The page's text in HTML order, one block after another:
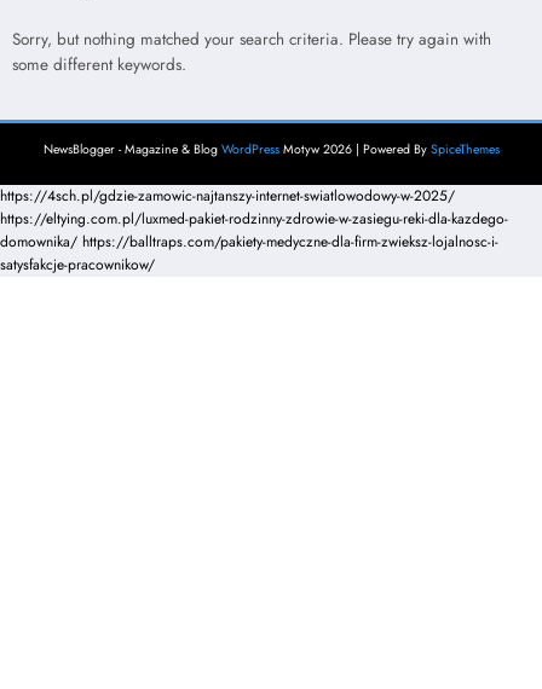
Sorry, but nothing matched your search criteria. Please try again with
some different keywords.
NewsBlogger - Magazine & Blog WordPressMotyw 2026 | Powered By SpiceThemes
https://4sch.pl/gdzie-zamowic-najtanszy-internet-swiatlowodowy-w-2025/
https://eltying.com.pl/luxmed-pakiet-rodzinny-zdrowie-w-zasiegu-reki-dla-kazdego-
domownika/ https://balltraps.com/pakiety-medyczne-dla-firm-zwieksz-lojalnosc-i-
satysfakcje-pracownikow/